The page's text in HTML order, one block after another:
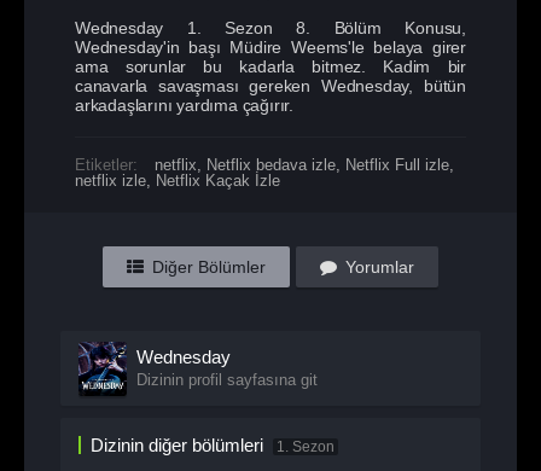
Wednesday 1. Sezon 8. Bölüm Konusu,
Wednesday'in başı Müdire Weems'le belaya girer
ama sorunlar bu kadarla bitmez. Kadim bir
canavarla savaşması gereken Wednesday, bütün
arkadaşlarını yardıma çağırır.
Etiketler: netflix Netflix bedava izle Netflix Full izle
netflix izle Netflix Kaçak İzle
Diğer Bölümler Yorumlar
Wednesday
Dizinin profil sayfasına git
Dizinin diğer bölümleri 1. Sezon